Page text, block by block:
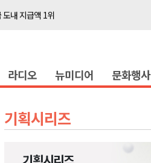
린다"
대민 진료
자금 지원 접수
법행위 집중 단속
는 8일 개최
라디오 뉴미디어 문화행사
기획시리즈